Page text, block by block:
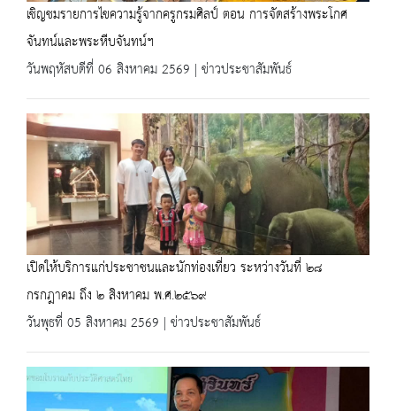
เชิญชมรายการไขความรู้จากครูกรมศิลป์ ตอน การจัดสร้างพระโกศ
จันทน์และพระหีบจันทน์ฯ
วันพฤหัสบดีที่ 06 สิงหาคม 2569 | ข่าวประชาสัมพันธ์
เปิดให้บริการแก่ประชาชนและนักท่องเที่ยว ระหว่างวันที่ ๒๘
กรกฎาคม ถึง ๒ สิงหาคม พ.ศ.๒๕๖๙
วันพุธที่ 05 สิงหาคม 2569 | ข่าวประชาสัมพันธ์